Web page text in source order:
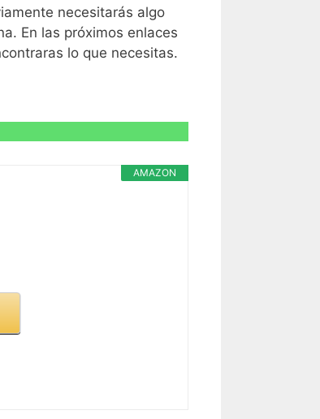
>
>
necesitarás algo
En las próximos enlaces
lo que necesitas.
AMAZON